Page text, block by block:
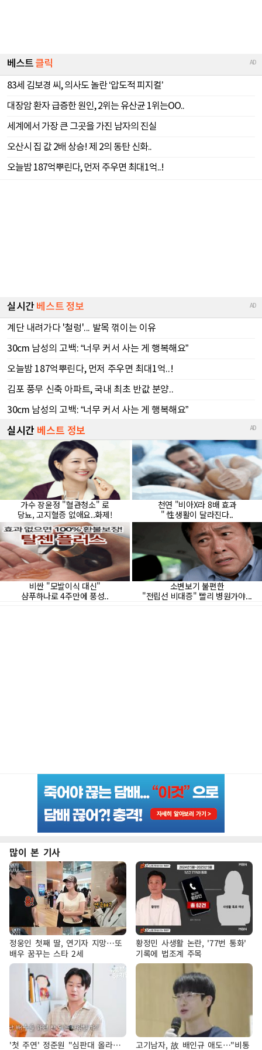
많이 본 기사
정웅인 첫째 딸, 연기자 지망…또
배우 꿈꾸는 스타 2세
황정민 사생활 논란, '77번 통화'
기록에 법조계 주목
'첫 주연' 정준원 "심판대 올라…
고기남자, 故 배인규 애도…"비통